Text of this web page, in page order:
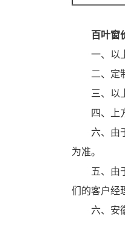
百叶窗
一、以上
二、定制
三、以上
四、上方
六、由于
为准。
五、由于
们的客户经
六、安徽